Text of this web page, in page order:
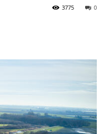
0
3775